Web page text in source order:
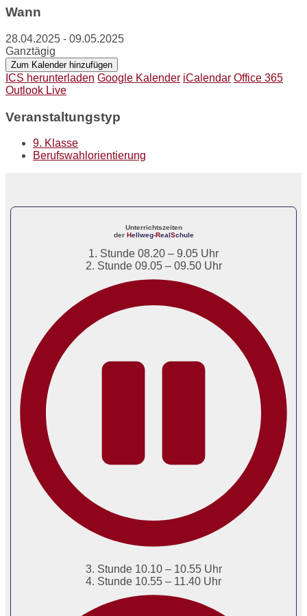
Wann
28.04.2025 - 09.05.2025
Ganztägig
Zum Kalender hinzufügen
ICS herunterladen Google Kalender iCalendar Office 365
Outlook Live
Veranstaltungstyp
9. Klasse
Berufswahlorientierung
Unterrichtszeiten
der Hellweg-RealSchule
1. Stunde 08.20 – 9.05 Uhr
2. Stunde 09.05 – 09.50 Uhr
3. Stunde 10.10 – 10.55 Uhr
4. Stunde 10.55 – 11.40 Uhr